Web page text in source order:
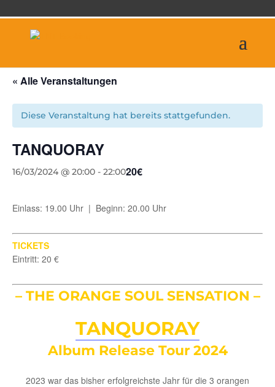
« Alle Veranstaltungen
Diese Veranstaltung hat bereits stattgefunden.
TANQUORAY
16/03/2024 @ 20:00 - 22:0020€
Einlass: 19.00 Uhr | Beginn: 20.00 Uhr
TICKETS
Eintritt: 20 €
– THE ORANGE SOULSENSATION –
TANQUORAY
Album Release Tour 2024
2023 war das bisher erfolgreichste Jahr für die 3 orangen